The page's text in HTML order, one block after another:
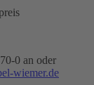
0 an oder
wiemer.de